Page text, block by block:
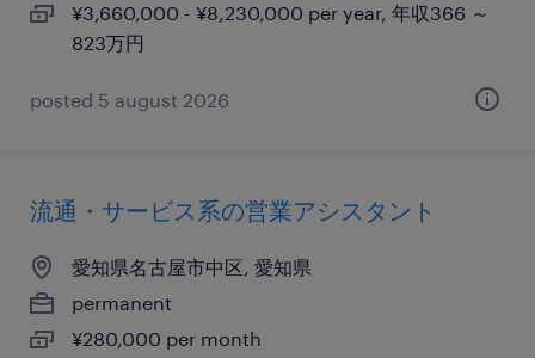
¥3,660,000 - ¥8,230,000 per year, 年収366 ～
823万円
posted 5 august 2026
流通・サービス系の営業アシスタント
愛知県名古屋市中区, 愛知県
permanent
¥280,000 per month